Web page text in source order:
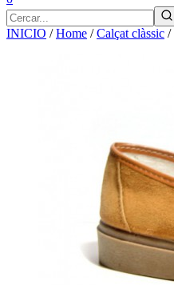
INICIO /Home /Calçat clàssic /